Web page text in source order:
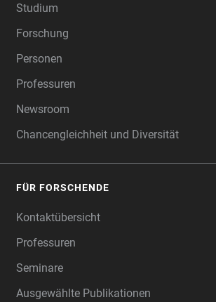
Studium
Forschung
Personen
Professuren
Newsroom
Chancengleichheit und Diversität
FÜR FORSCHENDE
Kontaktübersicht
Professuren
Seminare
Ausgewählte Publikationen